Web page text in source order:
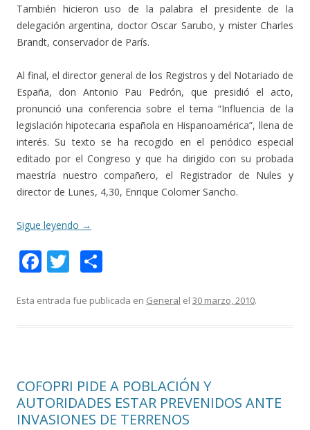
También hicieron uso de la palabra el presidente de la
delegación argentina, doctor Oscar Sarubo, y mister Charles
Brandt, conservador de París.
Al final, el director general de los Registros y del Notariado de
España, don Antonio Pau Pedrón, que presidió el acto,
pronunció una conferencia sobre el tema “Influencia de la
legislación hipotecaria española en Hispanoamérica”, llena de
interés. Su texto se ha recogido en el periódico especial
editado por el Congreso y que ha dirigido con su probada
maestría nuestro compañero, el Registrador de Nules y
director de Lunes, 4,30, Enrique Colomer Sancho.
Sigue leyendo →
F
e
k
T
itt m
r
Esta entrada fue publicada en General el 30 marzo, 2010.
COFOPRI PIDE A POBLACIÓN Y
AUTORIDADES ESTAR PREVENIDOS ANTE
INVASIONES DE TERRENOS